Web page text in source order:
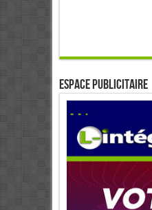
ESPACE PUBLICITAIRE